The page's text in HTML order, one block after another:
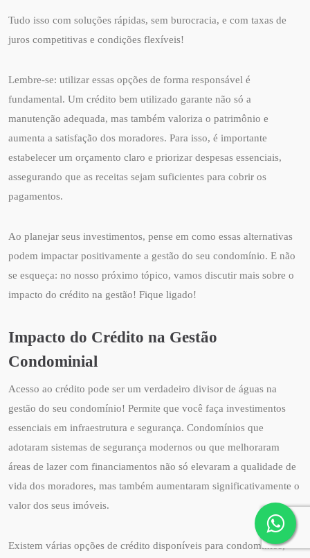
Tudo isso com soluções rápidas, sem burocracia, e com taxas de
juros competitivas e condições flexíveis!
Lembre-se: utilizar essas opções de forma responsável é
fundamental. Um crédito bem utilizado garante não só a
manutenção adequada, mas também valoriza o patrimônio e
aumenta a satisfação dos moradores. Para isso, é importante
estabelecer um orçamento claro e priorizar despesas essenciais,
assegurando que as receitas sejam suficientes para cobrir os
pagamentos.
Ao planejar seus investimentos, pense em como essas alternativas
podem impactar positivamente a gestão do seu condomínio. E não
se esqueça: no nosso próximo tópico, vamos discutir mais sobre o
impacto do crédito na gestão! Fique ligado!
Impacto do Crédito na Gestão
Condominial
Acesso ao crédito pode ser um verdadeiro divisor de águas na
gestão do seu condomínio! Permite que você faça investimentos
essenciais em infraestrutura e segurança. Condomínios que
adotaram sistemas de segurança modernos ou que melhoraram
áreas de lazer com financiamentos não só elevaram a qualidade de
vida dos moradores, mas também aumentaram significativamente o
valor dos seus imóveis.
Existem várias opções de crédito disponíveis para condomínios,